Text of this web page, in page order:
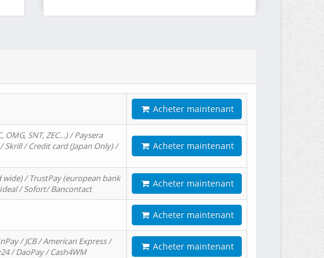
Acheter maintenant
OMG, SNT, ZEC…) / Paysera
Skrill / Credit card (Japan Only) /
Acheter maintenant
/ TrustPay (european bank
/ Sofort/ Bancontact
Acheter maintenant
Acheter maintenant
/ JCB / American Express /
/ DaoPay / Cash4WM
Acheter maintenant